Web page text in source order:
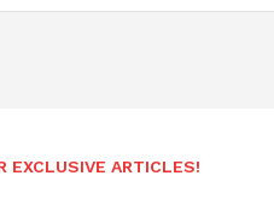
EXCLUSIVE ARTICLES!